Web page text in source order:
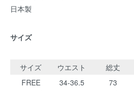
日本製
サイズ
サイズ ウエスト
総丈
FREE
34-36.5 73